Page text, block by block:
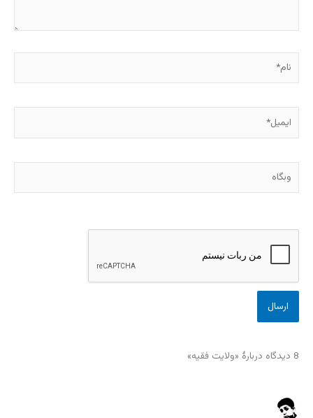
وبگاه
8 دیدگاه دربارهٔ «ولایت فقیه»